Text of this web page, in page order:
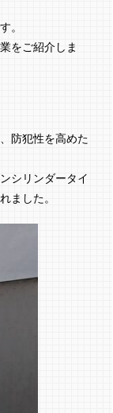
。
をご紹介しま
防犯性を高めた
シリンダータイ
ました。